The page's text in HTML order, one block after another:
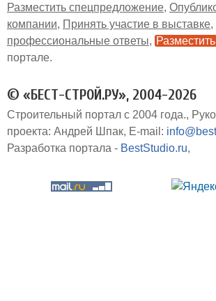
Разместить спецпредложение
компании
Принять участие в выставке
профессиональные ответы
портале
© «БЕСТ-СТРОЙ.РУ», 2004-2026
Строительный портал с 2004 года.
проекта: Андрей Шпак E-mail:
Разработка портала - BestStudio.ru